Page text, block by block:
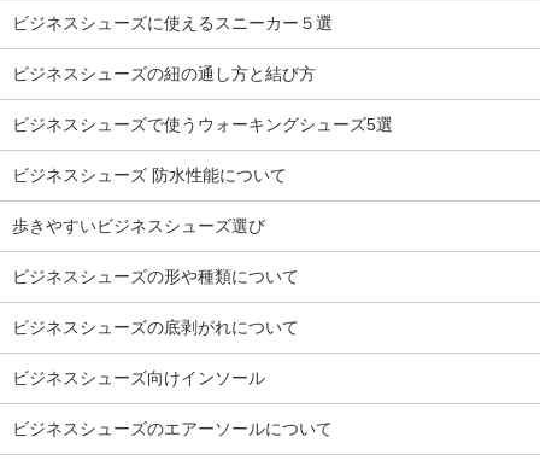
ビジネスシューズに使えるスニーカー５選
ビジネスシューズの紐の通し方と結び方
ビジネスシューズで使うウォーキングシューズ5選
ビジネスシューズ 防水性能について
歩きやすいビジネスシューズ選び
ビジネスシューズの形や種類について
ビジネスシューズの底剥がれについて
ビジネスシューズ向けインソール
ビジネスシューズのエアーソールについて